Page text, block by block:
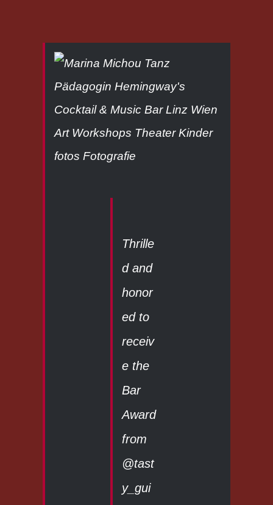
Thrille
d and
honor
ed to
receiv
e the
Bar
Award
from
@tast
y_gui